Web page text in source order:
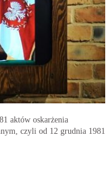
aktów oskarżenia
czyli od 12 grudnia 1981